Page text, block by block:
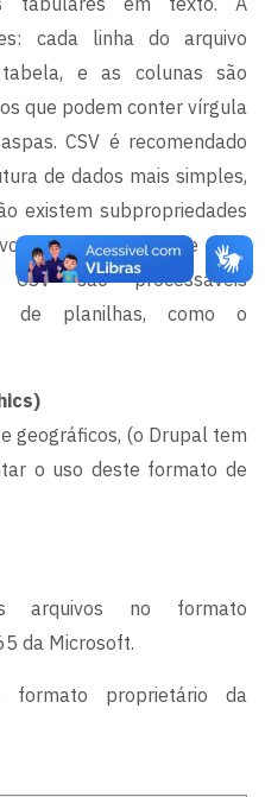
cada linha do arquivo
e as colunas são
que podem conter vírgula
CSV é recomendado
de dados mais simples,
existem subpropriedades
menor e mais leve para
CSV são processáveis
de planilhas, como o
geográficos, (o Drupal tem
o uso deste formato de
arquivos no formato
da Microsoft.
formato proprietário da